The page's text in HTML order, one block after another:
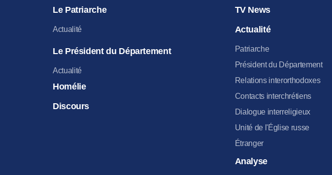
Le Patriarche
Actualité
Le Président du Département
Actualité
Homélie
Discours
TV News
Actualité
Patriarche
Président du Département
Relations interorthodoxes
Contacts interchrétiens
Dialogue interreligieux
Unité de l'Église russe
Étranger
Analyse